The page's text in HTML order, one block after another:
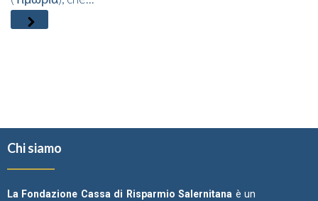
Chi siamo
La Fondazione Cassa di Risparmio Salernitana è un